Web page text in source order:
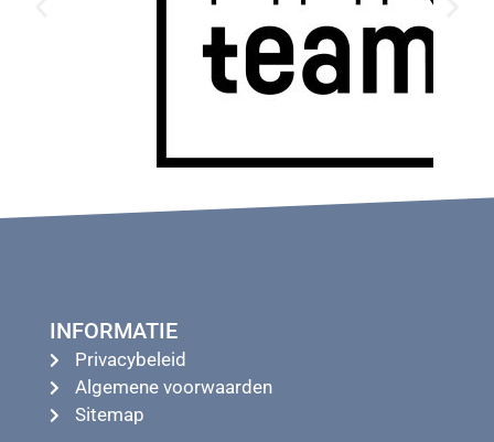
INFORMATIE
Privacybeleid
Algemene voorwaarden
Sitemap